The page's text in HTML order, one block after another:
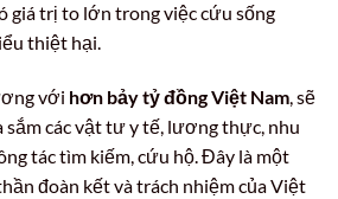
giá trị to lớn trong việc cứu sống
thiệt hại.
với hơn bảy tỷ đồng Việt Nam, sẽ
các vật tư y tế, lương thực, nhu
tác tìm kiếm, cứu hộ. Đây là một
đoàn kết và trách nhiệm của Việt